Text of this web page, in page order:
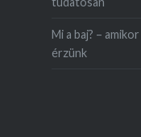
Mi a baj? –
érzünk